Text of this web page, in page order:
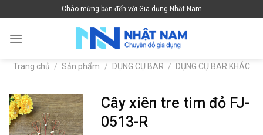
to
content
Chào mừng bạn đến với Gia dụng Nhật Nam
Trang chủ / Sản phẩm / DỤNG CỤ BAR / DỤNG CỤ BAR KHÁC
Cây xiên tre tim đỏ FJ-
0513-R